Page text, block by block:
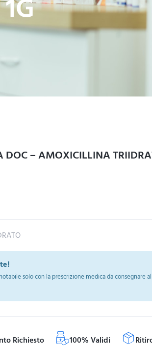
– AMOXICILLINA
solo con la prescrizione medica da consegnare al
Richiesto 100% Validi